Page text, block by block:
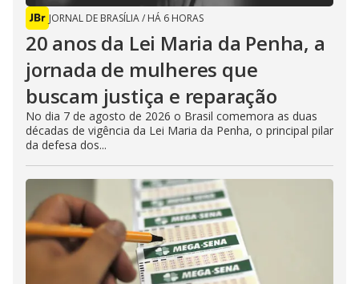
JORNAL DE BRASÍLIA/ HÁ 6 HORAS
20 anos da Lei Maria da Penha, a
jornada de mulheres que
buscam justiça e reparação
No dia 7 de agosto de 2026 o Brasil comemora as duas
décadas de vigência da Lei Maria da Penha, o principal pilar
da defesa dos...